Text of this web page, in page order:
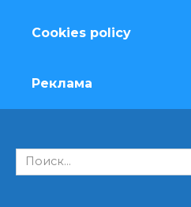
Cookies policy
Реклама
Search
for: